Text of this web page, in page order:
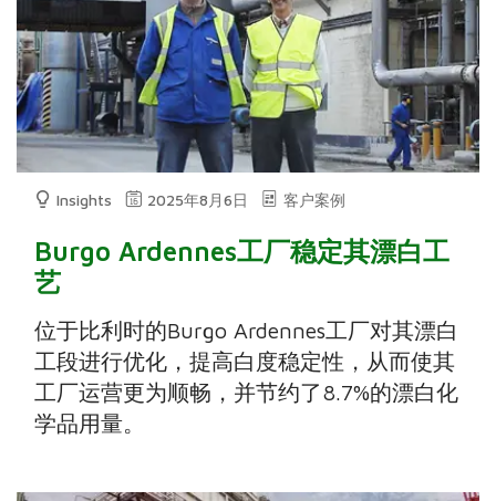
Insights 2025年8月6日 客户案例
Burgo Ardennes工厂稳定其漂白工
艺
位于比利时的Burgo Ardennes工厂对其漂白
工段进行优化，提高白度稳定性，从而使其
工厂运营更为顺畅，并节约了8.7%的漂白化
学品用量。